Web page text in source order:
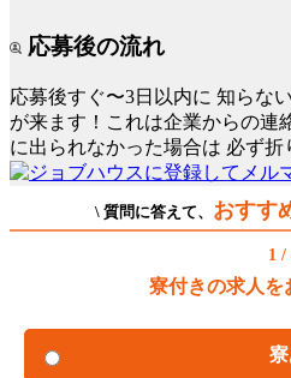
応募後の流れ
応募後すぐ〜3日以内に 知らな
が来ます！これは企業からの連
に出られなかった場合は 必ず折
\ 質問に答えて、 おすす
1 /
寮付きの求人を
寮